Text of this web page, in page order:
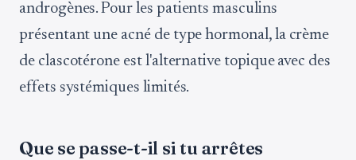
androgènes. Pour les patients masculins
présentant une acné de type hormonal, la crème
de clascotérone est l'alternative topique avec des
effets systémiques limités.
Que se passe-t-il si tu arrêtes